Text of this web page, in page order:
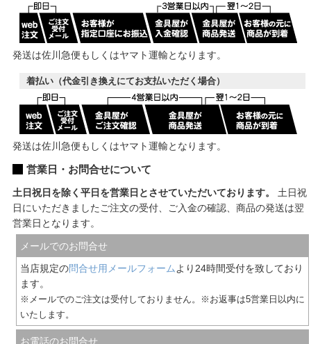
発送は佐川急便もしくはヤマト運輸となります。
着払い（代金引き換えにてお支払いただく場合）
発送は佐川急便もしくはヤマト運輸となります。
営業日・お問合せについて
土日祝日を除く平日を営業日とさせていただいております。
土日祝
日にいただきましたご注文の受付、ご入金の確認、商品の発送は翌
営業日となります。
メールでのお問合せ
当店規定の問合せ用メールフォームより24時間受付を致しており
ます。
※メールでのご注文は受付しておりません。※お返事は5営業日以内に
いたします。
お電話のお問合せ